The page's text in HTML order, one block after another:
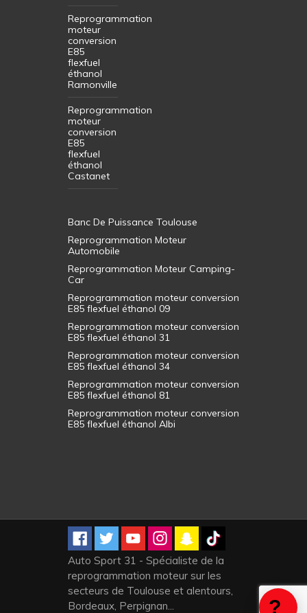
Reprogrammation
moteur
conversion
E85
flexfuel
éthanol
Ramonville
Reprogrammation
moteur
conversion
E85
flexfuel
éthanol
Castanet
Banc De Puissance Toulouse
Reprogrammation Moteur
Automobile
Reprogrammation Moteur Camping-
Car
Reprogrammation moteur conversion
E85 flexfuel éthanol 09
Reprogrammation moteur conversion
E85 flexfuel éthanol 31
Reprogrammation moteur conversion
E85 flexfuel éthanol 34
Reprogrammation moteur conversion
E85 flexfuel éthanol 81
Reprogrammation moteur conversion
E85 flexfuel éthanol Albi
Auto Sport 31 - Spécialiste de la
reprogrammation moteur sur les
secteurs de Toulouse et alentours,
Bordeaux, Perpignan...